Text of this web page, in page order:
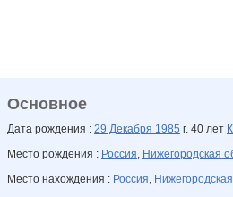
Основное
Дата рождения : 29 Декабря 1985 г. 40 лет
Место рождения : Россия, Нижегородская
Место нахождения : Россия,